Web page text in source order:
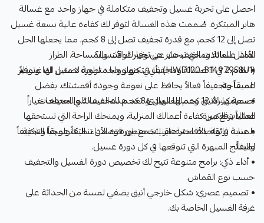
احصل على تجربة غسيل وتجفيف متكاملة في جهاز واحد مع غسالة
هاير المبتكرة. صُممت هذه الغسالة لتوفر لك كفاءة عالية بسعة غسيل
تصل إلى 12 كجم، مع قدرة تجفيف تصل إلى 8 كجم، مما يجعلها الحل
الأمثل للعائلات التي تبحث عن توفير الوقت والمساحة. الطراز
(HWD120-B14979S8U1) يأتي بتكنولوجيا متطورة تضمن لك غسيلاً
عميقاً وتجفيفاً فعالاً يحافظ على نعومة وجودة أقمشتك. بفضل
تصميمها الأنيق وعملها الهادئ، تعد هذه الغسالة والمجفف خياراً
عملياً يرفع من كفاءة أعمالك المنزلية، ويمنحك الراحة التي تستحقها
بلمسة زر واحدة. اختر هاير لتجمع بين قوة الأداء، التكنولوجيا الذكية،
والنتائج المبهرة التي تتوقعها في كل دورة غسيل.
لماذا غسالة ومجفف هاير هي خيارك الأنسب؟
• نظام 2 في 1: غسالة ومجفف في جهاز واحد لراحة لا مثيل لها وتوفير
للمساحة.
• سعة كبيرة: 12 كجم للغسيل و8 كجم للتجفيف تلبي احتياجات
العائلات الكبيرة.
• عناية فائقة بالأقمشة: تقنيات متطورة تضمن تنظيفاً عميقاً وتجفيفاً
لطيفاً.
• أداء ذكي: برامج متنوعة تتيح لك تخصيص دورة الغسيل والتجفيف
حسب نوع القماش.
• تصميم عصري: شكل خارجي أنيق يضفي لمسة من الحداثة على
غرفة الغسيل الخاصة بك.